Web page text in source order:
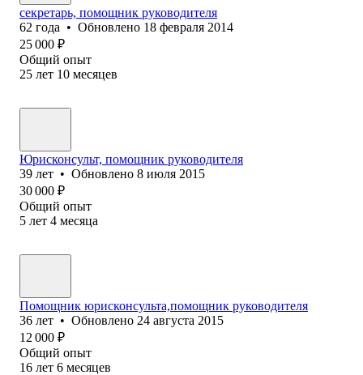
секретарь, помощник руководителя
62 года • Обновлено 18 февраля 2014
25 000 ₽
Общий опыт
25 лет 10 месяцев
Юрисконсульт, помощник руководителя
39 лет • Обновлено 8 июля 2015
30 000 ₽
Общий опыт
5 лет 4 месяца
Помощник юрисконсульта,помощник руководителя
36 лет • Обновлено 24 августа 2015
12 000 ₽
Общий опыт
16 лет 6 месяцев